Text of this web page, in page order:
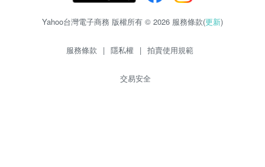
Yahoo台灣電子商務 版權所有 © 2026 服務條款(更新)
服務條款 | 隱私權 | 拍賣使用規範
交易安全